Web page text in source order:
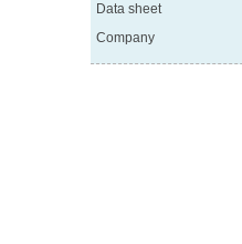
Data sheet
Company